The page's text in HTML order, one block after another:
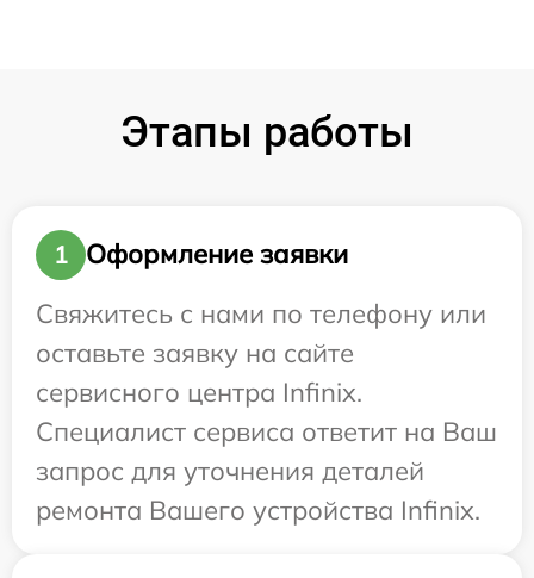
Этапы работы
1
Оформление заявки
Свяжитесь с нами по телефону или
оставьте заявку на сайте
сервисного центра Infinix.
Специалист сервиса ответит на Ваш
запрос для уточнения деталей
ремонта Вашего устройства Infinix.